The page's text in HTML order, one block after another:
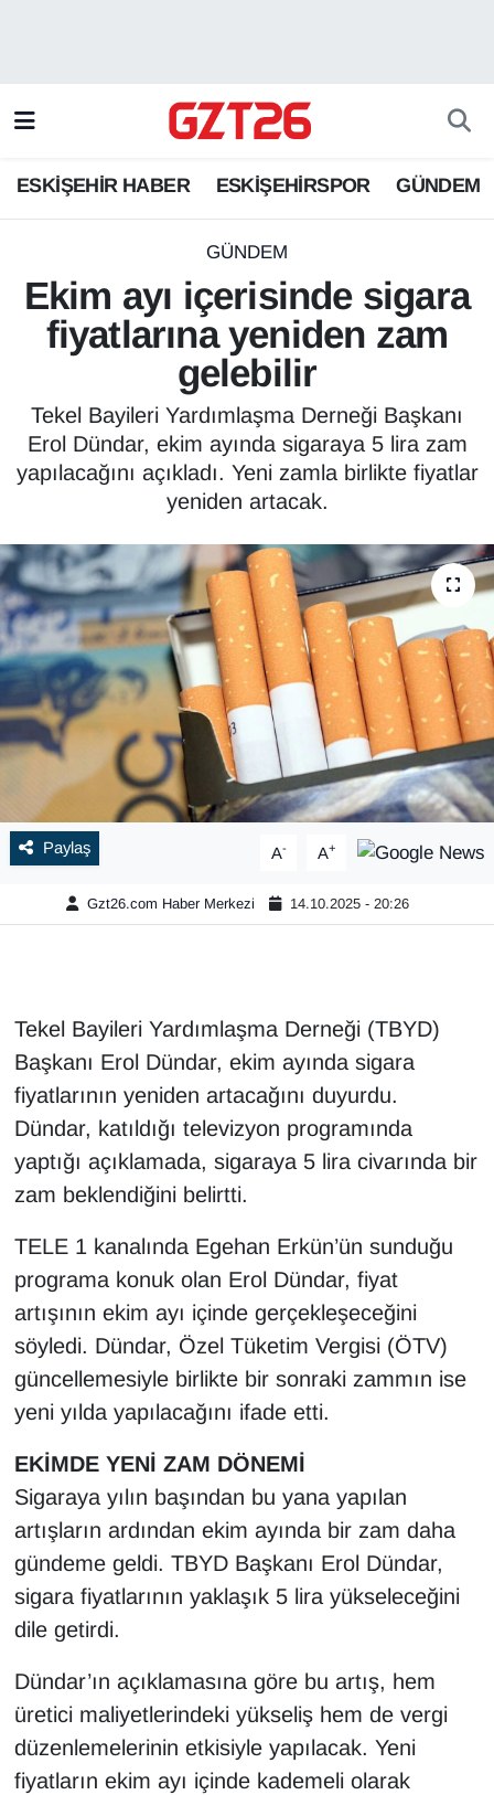
ESKİŞEHİR HABER ESKİŞEHİRSPOR GÜNDEM
GÜNDEM
Ekim ayı içerisinde sigara
fiyatlarına yeniden zam
gelebilir
Tekel Bayileri Yardımlaşma Derneği Başkanı
Erol Dündar, ekim ayında sigaraya 5 lira zam
yapılacağını açıkladı. Yeni zamla birlikte fiyatlar
yeniden artacak.
Paylaş A- A+
Gzt26.com Haber Merkezi 14.10.2025 - 20:26
Tekel Bayileri Yardımlaşma Derneği (TBYD)
Başkanı Erol Dündar, ekim ayında sigara
fiyatlarının yeniden artacağını duyurdu.
Dündar, katıldığı televizyon programında
yaptığı açıklamada, sigaraya 5 lira civarında bir
zam beklendiğini belirtti.
TELE 1 kanalında Egehan Erkün’ün sunduğu
programa konuk olan Erol Dündar, fiyat
artışının ekim ayı içinde gerçekleşeceğini
söyledi. Dündar, Özel Tüketim Vergisi (ÖTV)
güncellemesiyle birlikte bir sonraki zammın ise
yeni yılda yapılacağını ifade etti.
EKİMDE YENİ ZAM DÖNEMİ
Sigaraya yılın başından bu yana yapılan
artışların ardından ekim ayında bir zam daha
gündeme geldi. TBYD Başkanı Erol Dündar,
sigara fiyatlarının yaklaşık 5 lira yükseleceğini
dile getirdi.
Dündar’ın açıklamasına göre bu artış, hem
üretici maliyetlerindeki yükseliş hem de vergi
düzenlemelerinin etkisiyle yapılacak. Yeni
fiyatların ekim ayı içinde kademeli olarak
ESKİŞEHİRSPOR
GÜNDEM
Odunpazarı Trafik Yoğunluk Haritası
Süper Lig Puan Durumu ve Fikstür
Son Dakika Haberleri